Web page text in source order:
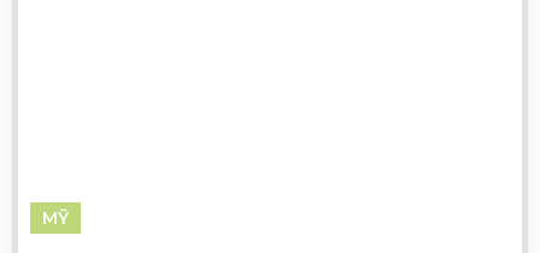
MỸ